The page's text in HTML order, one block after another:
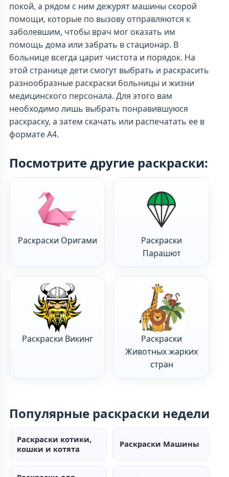
покой, а рядом с ним дежурят машины скорой
помощи, которые по вызову отправляются к
заболевшим, чтобы врач мог оказать им
помощь дома или забрать в стационар. В
больнице всегда царит чистота и порядок. На
этой странице дети смогут выбрать и раскрасить
разнообразные раскраски больницы и жизни
медицинского персонала. Для этого вам
необходимо лишь выбрать понравившуюся
раскраску, а затем скачать или распечатать ее в
формате А4.
Посмотрите другие раскраски:
Раскраски Оригами
Раскраски
Парашют
Раскраски Викинг
Раскраски
Животных жарких
стран
Популярные раскраски недели
Раскраски котики,
кошки и котята
Раскраски Машины